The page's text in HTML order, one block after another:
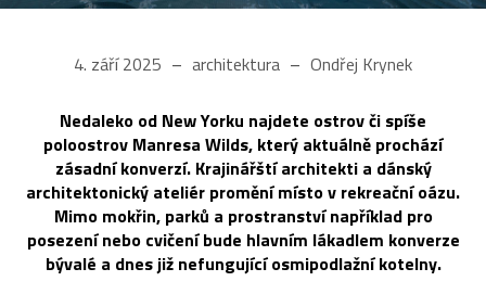
4. září 2025 architektura Ondřej Krynek
Nedaleko od New Yorku najdete ostrov či spíše
poloostrov Manresa Wilds, který aktuálně prochází
zásadní konverzí. Krajinářští architekti a dánský
architektonický ateliér promění místo v rekreační oázu.
Mimo mokřin, parků a prostranství například pro
posezení nebo cvičení bude hlavním lákadlem konverze
bývalé a dnes již nefungující osmipodlažní kotelny.